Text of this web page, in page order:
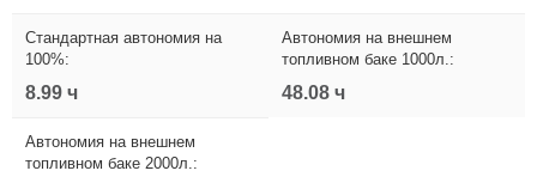
Стандартная автономия на
100%:
8.99 ч
Автономия на внешнем
топливном баке 1000л.:
48.08 ч
Автономия на внешнем
топливном баке 2000л.: